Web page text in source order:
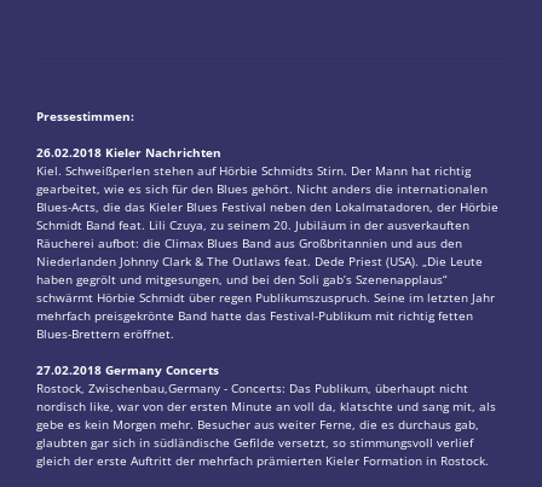
Pressestimmen:
26.02.2018 Kieler Nachrichten
Kiel. Schweißperlen stehen auf Hörbie Schmidts Stirn. Der Mann hat richtig
gearbeitet, wie es sich für den Blues gehört. Nicht anders die internationalen
Blues-Acts, die das Kieler Blues Festival neben den Lokalmatadoren, der Hörbie
Schmidt Band feat. Lili Czuya, zu seinem 20. Jubiläum in der ausverkauften
Räucherei aufbot: die Climax Blues Band aus Großbritannien und aus den
Niederlanden Johnny Clark & The Outlaws feat. Dede Priest (USA). „Die Leute
haben gegrölt und mitgesungen, und bei den Soli gab’s Szenenapplaus“
schwärmt Hörbie Schmidt über regen Publikumszuspruch. Seine im letzten Jahr
mehrfach preisgekrönte Band hatte das Festival-Publikum mit richtig fetten
Blues-Brettern eröffnet.
27.02.2018 Germany Concerts
Rostock, Zwischenbau,Germany - Concerts: Das Publikum, überhaupt nicht
nordisch like, war von der ersten Minute an voll da, klatschte und sang mit, als
gebe es kein Morgen mehr. Besucher aus weiter Ferne, die es durchaus gab,
glaubten gar sich in südländische Gefilde versetzt, so stimmungsvoll verlief
gleich der erste Auftritt der mehrfach prämierten Kieler Formation in Rostock.